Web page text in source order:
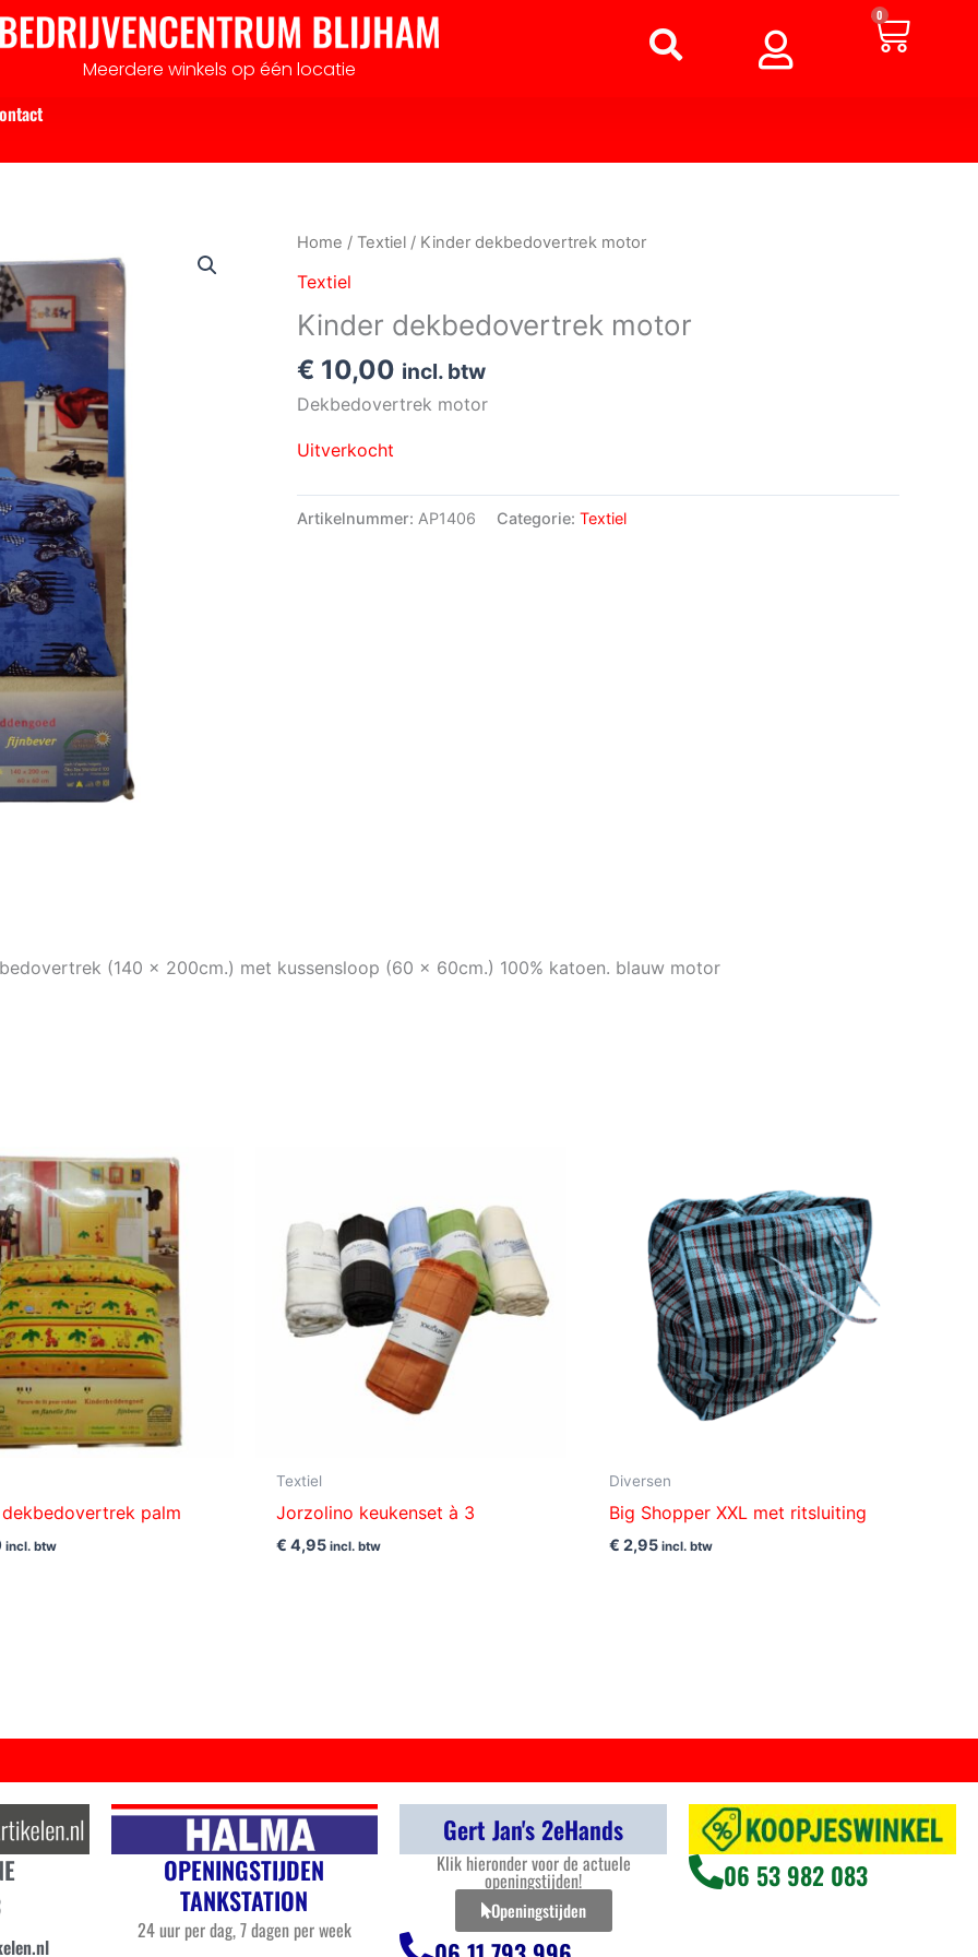
Meerdere winkels op één locatie
0
Home / Textiel / Kinder dekbedovertrek motor
Textiel
Kinder dekbedovertrek motor
€ 10,00 incl. btw
Dekbedovertrek motor
Uitverkocht
Artikelnummer: AP1406 Categorie: Textiel
(140 x 200cm.) met kussensloop (60 x 60cm.) 100% katoen. blauw motor
palm
incl. btw
Textiel
Jorzolino keukenset à 3
€ 4,95 incl. btw
Diversen
Big Shopper XXL met ritsluiting
€ 2,95 incl. btw
OPENINGSTIJDEN
TANKSTATION
24 uur per dag, 7 dagen per week
Gert Jan's 2eHands
Klik hieronder voor de actuele
openingstijden!
Openingstijden
06 53 982 083